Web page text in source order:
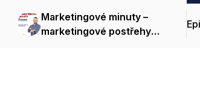
Marketingové minuty –
marketingové postřehy